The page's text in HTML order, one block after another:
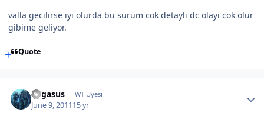
valla gecilirse iyi olurda bu sürüm cok detaylı dc olayı cok olur
gibime geliyor.
Quote
Pegasus WT Uyesi
June 9, 201115 yr